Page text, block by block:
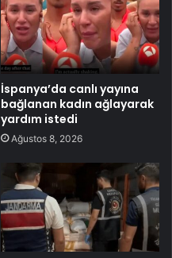
İspanya’da canlı yayına
bağlanan kadın ağlayarak
yardım istedi
Ağustos 8, 2026